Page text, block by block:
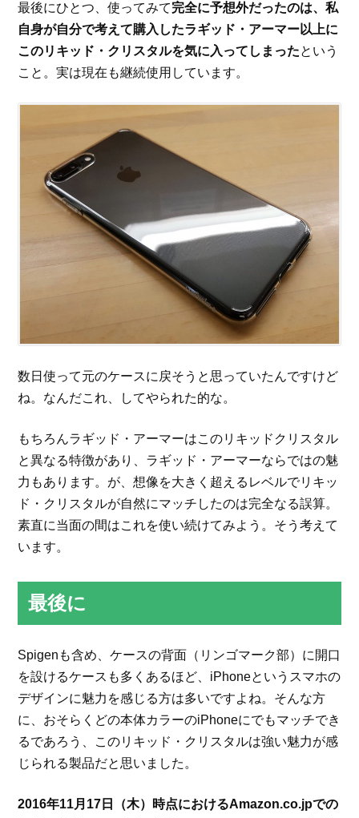
最後にひとつ、使ってみて完全に予想外だったのは、私
自身が自分で考えて購入したラギッド・アーマー以上に
このリキッド・クリスタルを気に入ってしまったという
こと。実は現在も継続使用しています。
数日使って元のケースに戻そうと思っていたんですけど
ね。なんだこれ、してやられた的な。
もちろんラギッド・アーマーはこのリキッドクリスタル
と異なる特徴があり、ラギッド・アーマーならではの魅
力もあります。が、想像を大きく超えるレベルでリキッ
ド・クリスタルが自然にマッチしたのは完全なる誤算。
素直に当面の間はこれを使い続けてみよう。そう考えて
います。
最後に
Spigenも含め、ケースの背面（リンゴマーク部）に開口
を設けるケースも多くあるほど、iPhoneというスマホの
デザインに魅力を感じる方は多いですよね。そんな方
に、おそらくどの本体カラーのiPhoneにでもマッチでき
るであろう、このリキッド・クリスタルは強い魅力が感
じられる製品だと思いました。
2016年11月17日（木）時点におけるAmazon.co.jpでの